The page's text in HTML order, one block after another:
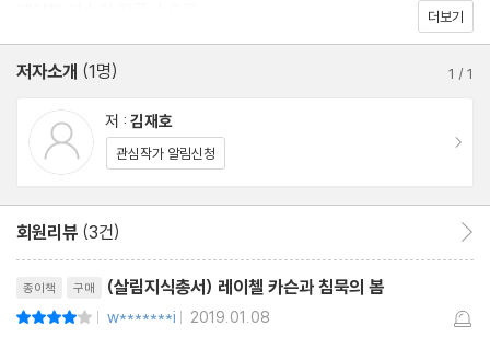
더보기
저자소개 (1명) 1 /1
저 : 김재호
관심작가 알림신청
회원리뷰 (3건)
종이책 구매 (살림지식총서) 레이첼 카슨과 침묵의 봄
| w*******i | 2019.01.08